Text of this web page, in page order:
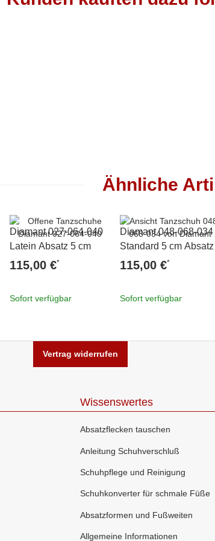
Ähnliche
Diamant 027-064-040
Latein Absatz 5 cm
115,00 €*
Sofort verfügbar
Diamant 048-068-034
Standard 5 cm Absatz
115,00 €*
Sofort verfügbar
Vertrag widerrufen
Wissenswertes
Absatzflecken tauschen
Anleitung Schuhverschluß
Schuhpflege und Reinigung
Schuhkonverter für schmale Füße
Absatzformen und Fußweiten
Allgemeine Informationen